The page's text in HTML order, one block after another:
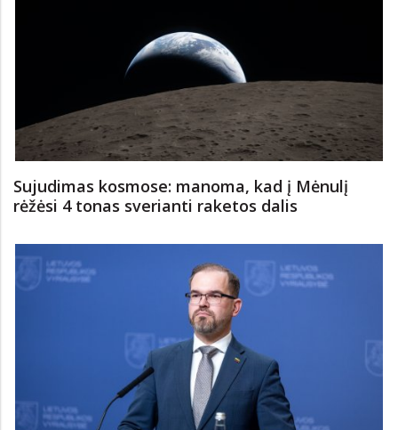
Sujudimas kosmose: manoma, kad į Mėnulį
rėžėsi 4 tonas sverianti raketos dalis